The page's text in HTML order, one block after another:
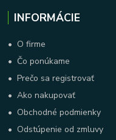
INFORMÁCIE
• O firme
• Čo ponúkame
•Prečo sa registrovať
•Ako nakupovať
• Obchodné podmienky
• Odstúpenie od zmluvy